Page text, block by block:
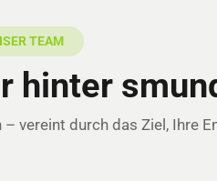
TEAM
hinter
vereint durch das Ziel, Ihre